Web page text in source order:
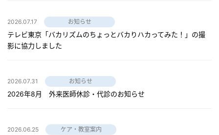
2026.07.17 お知らせ
テレビ東京「バカリズムのちょっとバカりハカってみた！」の撮
影に協力しました
2026.07.31 お知らせ
2026年8月 外来医師休診・代診のお知らせ
2026.06.25 ケア・教室案内